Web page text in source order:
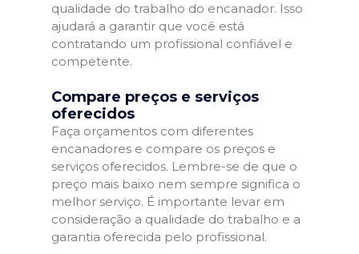
qualidade do trabalho do encanador. Isso
ajudará a garantir que você está
contratando um profissional confiável e
competente.
Compare preços e serviços
oferecidos
Faça orçamentos com diferentes
encanadores e compare os preços e
serviços oferecidos. Lembre-se de que o
preço mais baixo nem sempre significa o
melhor serviço. É importante levar em
consideração a qualidade do trabalho e a
garantia oferecida pelo profissional.